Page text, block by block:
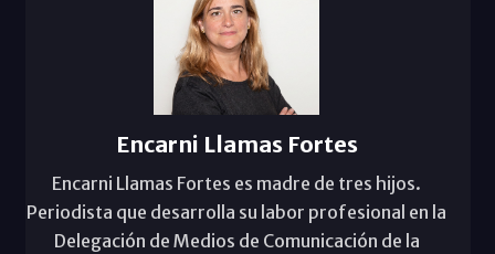
Encarni Llamas Fortes
Encarni Llamas Fortes es madre de tres hijos.
Periodista que desarrolla su labor profesional en la
Delegación de Medios de Comunicación de la